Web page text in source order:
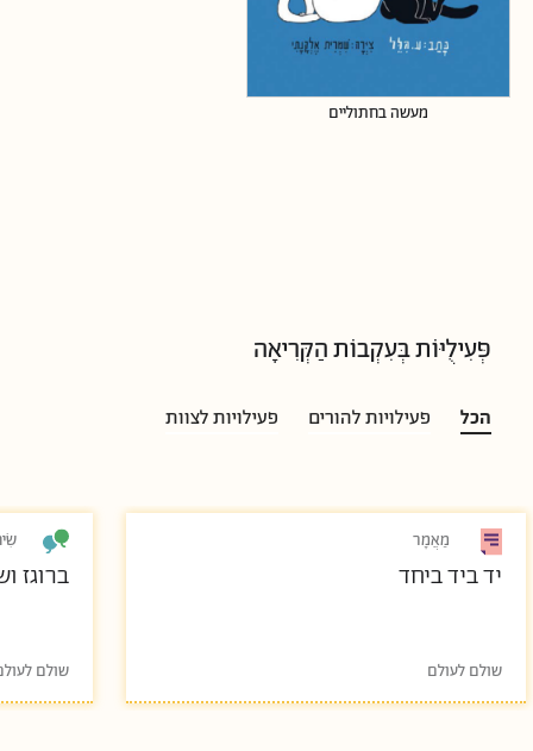
מעשה בחתוליים
פְּעִילֻיּוֹת בְּעִקְבוֹת הַקְּרִיאָה
הכל פעילויות להורים פעילויות לצוות
מַאֲמָר
יד ביד ביחד
שולם לעולם
ברוגז
שולם